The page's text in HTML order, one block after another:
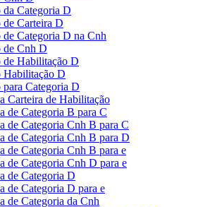
da Categoria D
de Carteira D
de Categoria D na Cnh
de Cnh D
de Habilitação D
Habilitação D
para Categoria D
Carteira de Habilitação
de Categoria B para C
de Categoria Cnh B para C
de Categoria Cnh B para D
de Categoria Cnh B para e
de Categoria Cnh D para e
de Categoria D
de Categoria D para e
de Categoria da Cnh